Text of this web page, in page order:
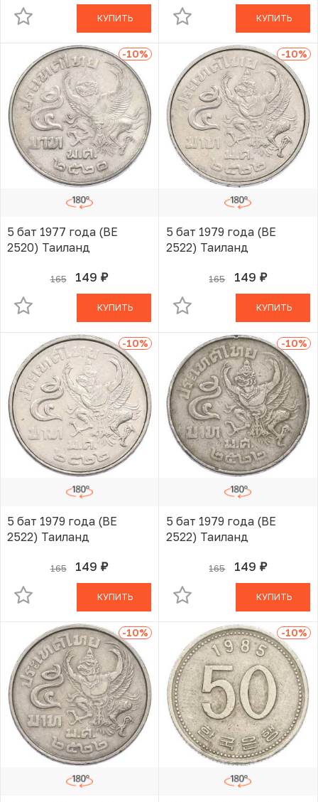
КУПИТЬ КУПИТЬ
-10%
5 бат 1977 года (BE
2520) Таиланд
165 149 руб.
В КОРЗИНЕ
КУПИТЬ
-10%
5 бат 1979 года (BE
2522) Таиланд
165 149 руб.
В КОРЗИНЕ
КУПИТЬ
-10%
5 бат 1979 года (BE
2522) Таиланд
165 149 руб.
В КОРЗИНЕ
КУПИТЬ
-10%
5 бат 1979 года (BE
2522) Таиланд
165 149 руб.
В КОРЗИНЕ
КУПИТЬ
-10% -10%